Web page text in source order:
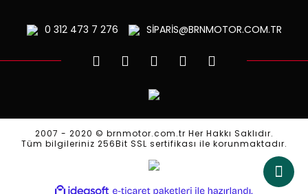
0 312473 7 276 SİPARİS@BRNMOTOR.COM.TR
2007 - 2020 © brnmotor.com.tr Her Hakkı Saklıdır.
Tüm bilgileriniz 256Bit SSL sertifikası ile korunmaktadır.
ideasoft e-